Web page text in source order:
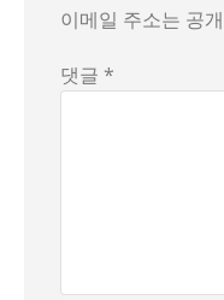
이메일 주소는 공
댓글 *